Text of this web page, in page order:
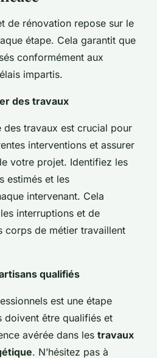
de rénovation repose sur le
étape. Cela garantit que
conformément aux
impartis.
des travaux
des travaux est crucial pour
interventions et assurer
votre projet. Identifiez les
estimés et les
intervenant. Cela
interruptions et de
corps de métier travaillent
qualifiés
est une étape
doivent être qualifiés et
avérée dans les travaux
. N’hésitez pas à